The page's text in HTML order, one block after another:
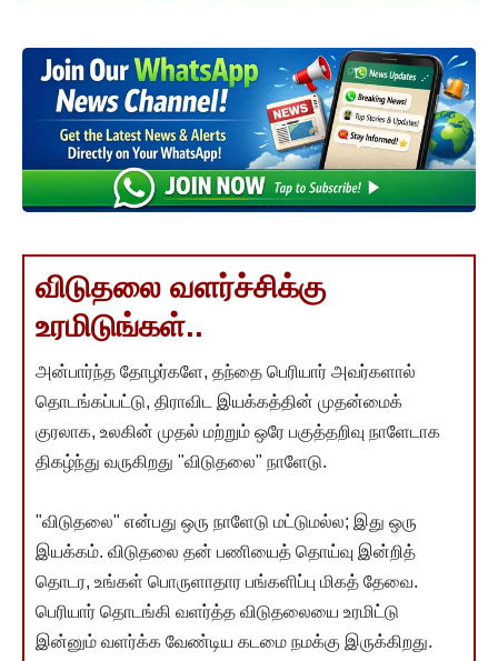
விடுதலை வளர்ச்சிக்கு
உரமிடுங்கள்..
அன்பார்ந்த தோழர்களே, தந்தை பெரியார் அவர்களால்
தொடங்கப்பட்டு, திராவிட இயக்கத்தின் முதன்மைக்
குரலாக, உலகின் முதல் மற்றும் ஒரே பகுத்தறிவு நாளேடாக
திகழ்ந்து வருகிறது "விடுதலை" நாளேடு.
"விடுதலை" என்பது ஒரு நாளேடு மட்டுமல்ல; இது ஒரு
இயக்கம். விடுதலை தன் பணியைத் தொய்வு இன்றித்
தொடர, உங்கள் பொருளாதார பங்களிப்பு மிகத் தேவை.
பெரியார் தொடங்கி வளர்த்த விடுதலையை உரமிட்டு
இன்னும் வளர்க்க வேண்டிய கடமை நமக்கு இருக்கிறது.